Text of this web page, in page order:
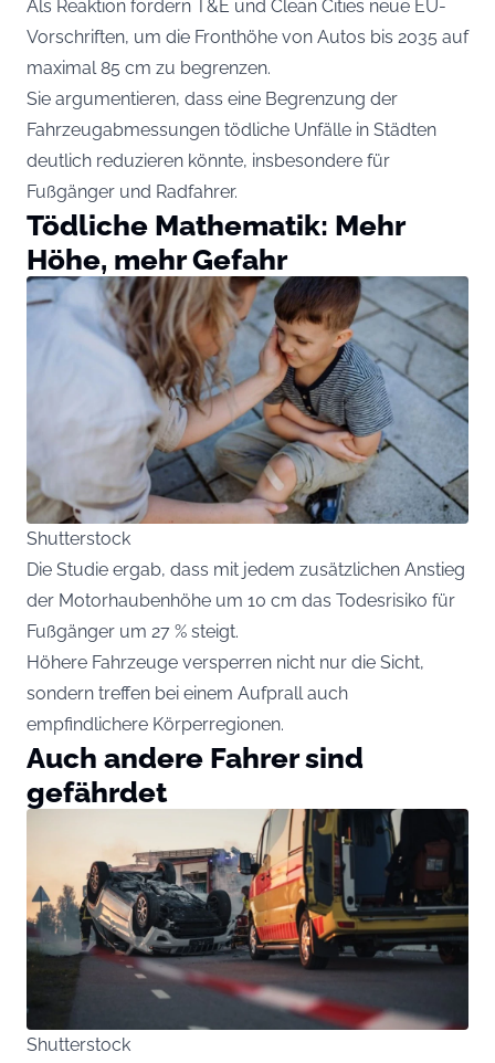
Als Reaktion fordern T&E und Clean Cities neue EU-
Vorschriften, um die Fronthöhe von Autos bis 2035 auf
maximal 85 cm zu begrenzen.
Sie argumentieren, dass eine Begrenzung der
Fahrzeugabmessungen tödliche Unfälle in Städten
deutlich reduzieren könnte, insbesondere für
Fußgänger und Radfahrer.
Tödliche Mathematik: Mehr
Höhe, mehr Gefahr
Shutterstock
Die Studie ergab, dass mit jedem zusätzlichen Anstieg
der Motorhaubenhöhe um 10 cm das Todesrisiko für
Fußgänger um 27 % steigt.
Höhere Fahrzeuge versperren nicht nur die Sicht,
sondern treffen bei einem Aufprall auch
empfindlichere Körperregionen.
Auch andere Fahrer sind
gefährdet
Shutterstock